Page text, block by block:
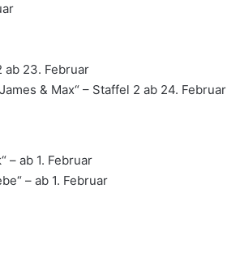
ab 23. Februar
& Max“ – Staffel 2 ab 24. Februar
– ab 1. Februar
– ab 1. Februar